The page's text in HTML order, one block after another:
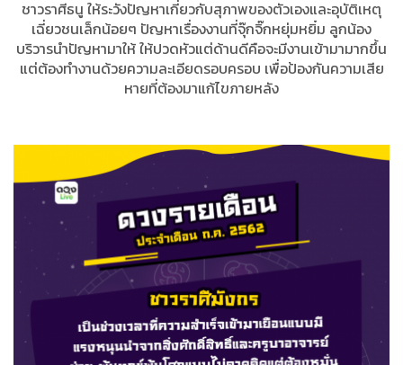
ชาวราศีธนู ให้ระวังปัญหาเกี่ยวกับสุภาพของตัวเองและอุบัติเหตุ
เฉี่ยวชนเล็กน้อยๆ ปัญหาเรื่องงานที่จุ๊กจิ๊กหยุ่มหยิ๋ม ลูกน้อง
บริวารนำปัญหามาให้ ให้ปวดหัวแต่ด้านดีคือจะมีงานเข้ามามากขึ้น
แต่ต้องทำงานด้วยความละเอียดรอบครอบ เพื่อป้องกันความเสีย
หายที่ต้องมาแก้ไขภายหลัง